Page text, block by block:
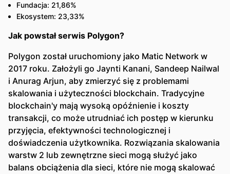
Fundacja: 21,86%
Ekosystem: 23,33%
Jak powstał serwis Polygon?
Polygon został uruchomiony jako Matic Network w
2017 roku. Założyli go Jaynti Kanani, Sandeep Nailwal
i Anurag Arjun, aby zmierzyć się z problemami
skalowania i użyteczności blockchain. Tradycyjne
blockchain'y mają wysoką opóźnienie i koszty
transakcji, co może utrudniać ich postęp w kierunku
przyjęcia, efektywności technologicznej i
doświadczenia użytkownika. Rozwiązania skalowania
warstw 2 lub zewnętrzne sieci mogą służyć jako
balans obciążenia dla sieci, które nie mogą skalować